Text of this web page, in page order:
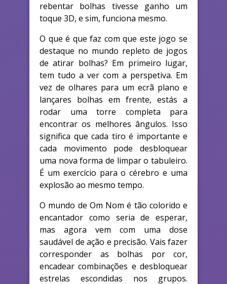
rebentar bolhas tivesse ganho um
toque 3D, e sim, funciona mesmo.
O que é que faz com que este jogo se
destaque no mundo repleto de jogos
de atirar bolhas? Em primeiro lugar,
tem tudo a ver com a perspetiva. Em
vez de olhares para um ecrã plano e
lançares bolhas em frente, estás a
rodar uma torre completa para
encontrar os melhores ângulos. Isso
significa que cada tiro é importante e
cada movimento pode desbloquear
uma nova forma de limpar o tabuleiro.
É um exercício para o cérebro e uma
explosão ao mesmo tempo.
O mundo de Om Nom é tão colorido e
encantador como seria de esperar,
mas agora vem com uma dose
saudável de ação e precisão. Vais fazer
corresponder as bolhas por cor,
encadear combinações e desbloquear
estrelas escondidas nos grupos.